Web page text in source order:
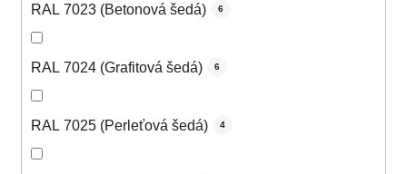
RAL 7023 (Betonová šedá) 6
RAL 7024 (Grafitová šedá) 6
RAL 7025 (Perleťová šedá) 4